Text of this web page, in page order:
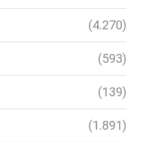
(4.270)
(593)
(139)
(1.891)